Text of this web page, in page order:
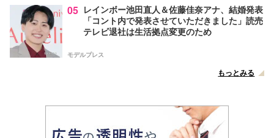
05 レインボー池田直人＆佐藤佳奈アナ、結婚発表
「コント内で発表させていただきました」読売
テレビ退社は生活拠点変更のため
モデルプレス
もっとみる